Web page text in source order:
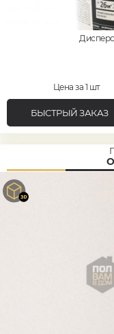
Цена за 1 шт
БЫСТРЫЙ ЗАКАЗ